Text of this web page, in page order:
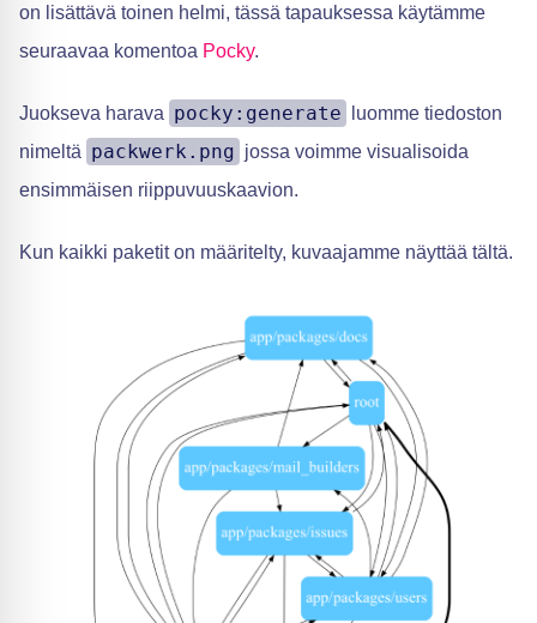
on lisättävä toinen helmi, tässä tapauksessa käytämme
seuraavaa komentoa Pocky.
Juokseva harava pocky:generate
luomme tiedoston
nimeltä packwerk.png jossa voimme visualisoida
ensimmäisen riippuvuuskaavion.
Kun kaikki paketit on määritelty, kuvaajamme näyttää tältä.